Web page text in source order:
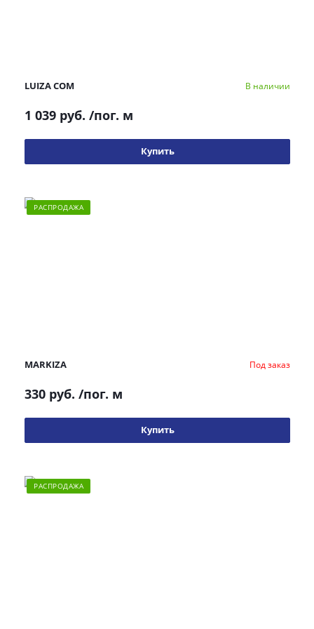
LUIZA COM В наличии
1 039 руб. /пог. м
Купить
РАСПРОДАЖА
MARKIZA Под заказ
330 руб. /пог. м
Купить
РАСПРОДАЖА